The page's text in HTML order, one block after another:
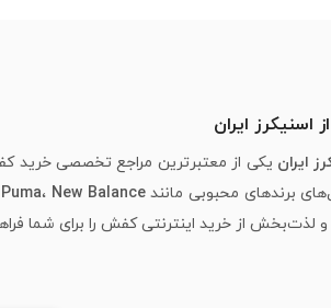
اسنیکرز ایران
ایران یکی از معتبرترین مراجع تخصصی خرید
برندهای محبوبی مانند
Puma، New Balance
از خرید اینترنتی کفش را برای شما